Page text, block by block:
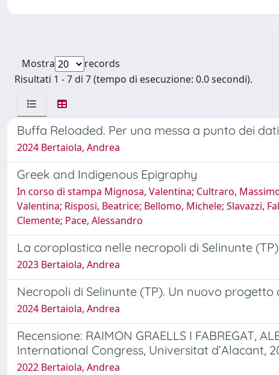
Mostra
records
Risultati 1 - 7 di 7 (tempo di esecuzione: 0.0 secondi).
Buffa Reloaded. Per una messa a punto dei
2024 Bertaiola, Andrea
Greek and Indigenous Epigraphy
In corso di stampa Mignosa, Valentina; Cultraro,
Valentina; Risposi, Beatrice; Bellomo, Michele; Slavazzi,
Clemente; Pace, Alessandro
La coroplastica nelle necropoli di Selinunte
2023 Bertaiola, Andrea
Necropoli di Selinunte (TP). Un nuovo progetto
2024 Bertaiola, Andrea
Recensione: RAIMON GRAELLS I FABREGAT,
International Congress, Universitat d’Alacant,
2022 Bertaiola, Andrea